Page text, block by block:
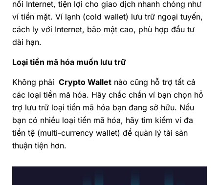
nối Internet, tiện lợi cho giao dịch nhanh chóng như
ví tiền mặt. Ví lạnh (cold wallet) lưu trữ ngoại tuyến,
cách ly với Internet, bảo mật cao, phù hợp đầu tư
dài hạn.
Loại tiền mã hóa muốn lưu trữ
Không phải Crypto Wallet nào cũng hỗ trợ tất cả
các loại tiền mã hóa. Hãy chắc chắn ví bạn chọn hỗ
trợ lưu trữ loại tiền mã hóa bạn đang sở hữu. Nếu
bạn có nhiều loại tiền mã hóa, hãy tìm kiếm ví đa
tiền tệ (multi-currency wallet) để quản lý tài sản
thuận tiện hơn.